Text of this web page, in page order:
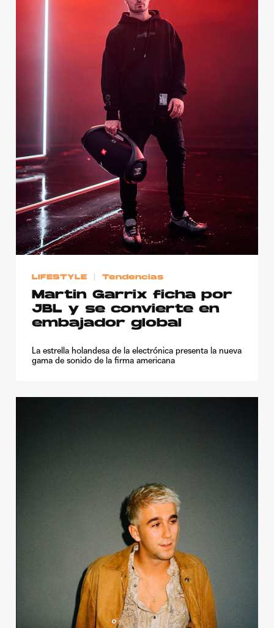
Publicidad
Contacto
Aviso Legal
© 2015-2022 UMOMAG. PROPIEDAD DE UMO agency. TODOS LOS
DERECHOS RESERVADOS.
LIFESTYLE Tendencias
Martin Garrix ficha por
JBL y se convierte en
embajador global
La estrella holandesa de la electrónica presenta la nueva
gama de sonido de la firma americana